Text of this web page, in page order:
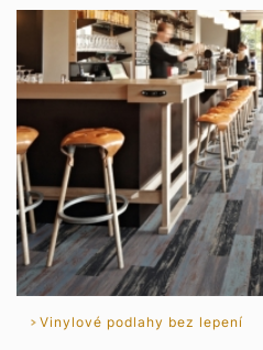
Vinylové podlahy bez lepení